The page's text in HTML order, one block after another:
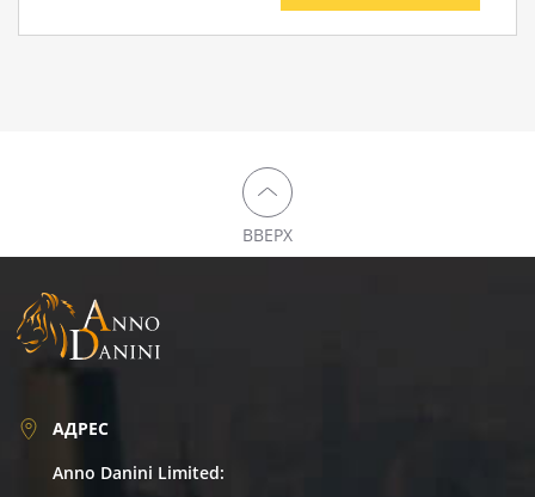
ВВЕРХ
АДРЕС
Anno Danini Limited: